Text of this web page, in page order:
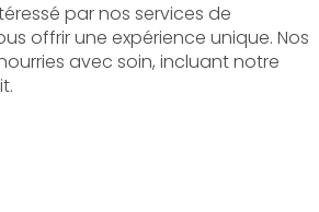
par nos services de
offrir une expérience unique. Nos
avec soin, incluant notre